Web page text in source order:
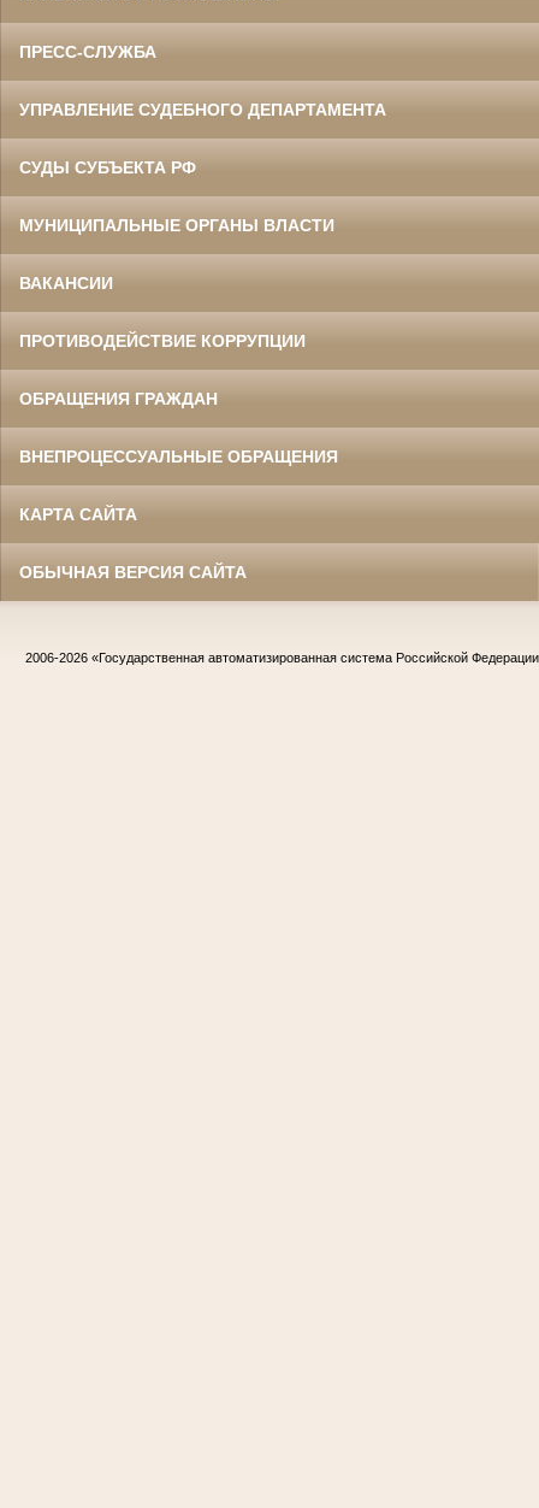
ПРЕСС-СЛУЖБА
УПРАВЛЕНИЕ СУДЕБНОГО ДЕПАРТАМЕНТА
СУДЫ СУБЪЕКТА РФ
МУНИЦИПАЛЬНЫЕ ОРГАНЫ ВЛАСТИ
ВАКАНСИИ
ПРОТИВОДЕЙСТВИЕ КОРРУПЦИИ
ОБРАЩЕНИЯ ГРАЖДАН
ВНЕПРОЦЕССУАЛЬНЫЕ ОБРАЩЕНИЯ
КАРТА САЙТА
ОБЫЧНАЯ ВЕРСИЯ САЙТА
2006-2026 «Государственная автоматизированная система Российской